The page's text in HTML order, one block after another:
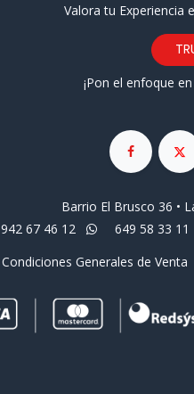
Valora tu Experiencia
¡Pon el enfoque
Barrio El Brusco 36 •
942 67 46 12
649 58 33 11
Condiciones Generales de Venta